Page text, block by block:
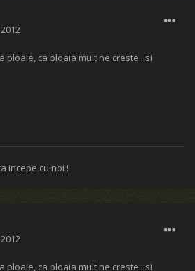
ploaie, ca ploaia mult ne creste...si
incepe cu noi !
ploaie, ca ploaia mult ne creste...si